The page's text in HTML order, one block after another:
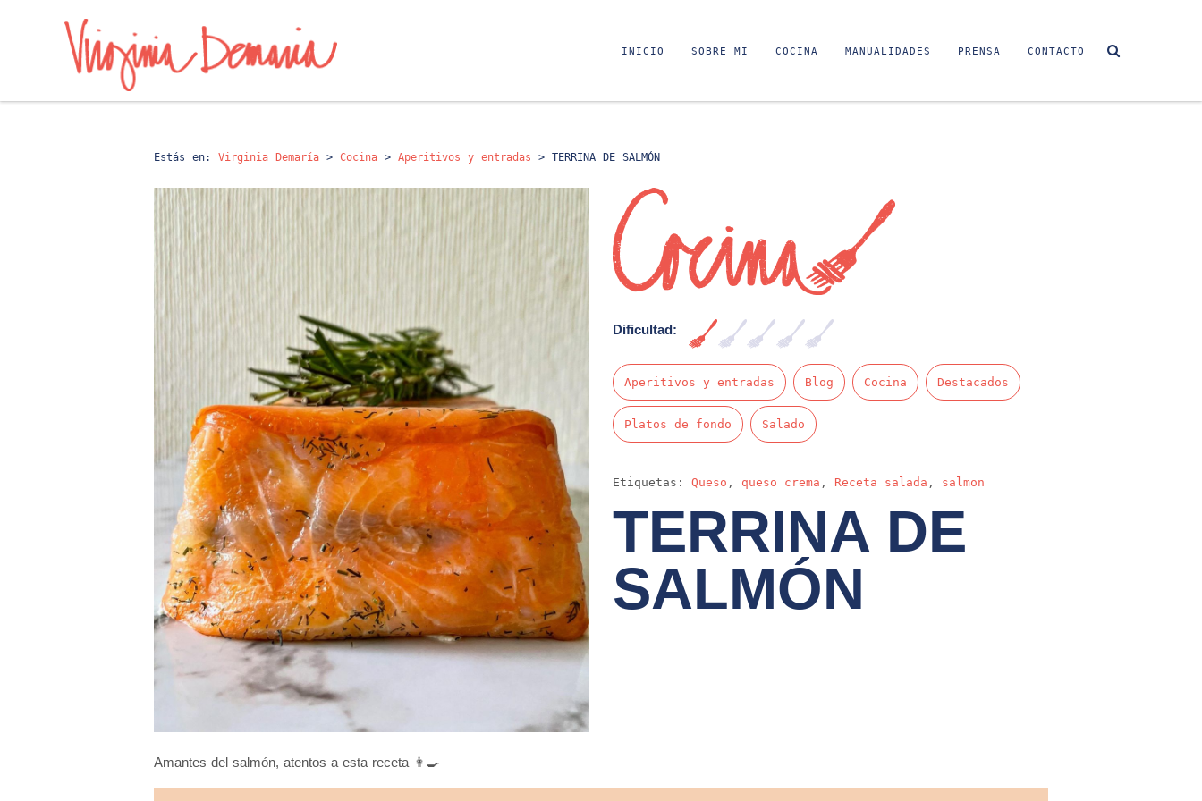
INICIO SOBRE MI COCINA MANUALIDADES PRENSA CONTACTO
Estás en: Virginia Demaría > Cocina > Aperitivos y entradas > TERRINA DE SALMÓN
Dificultad:
Aperitivos y entradas Blog Cocina Destacados
Platos de fondo Salado
Etiquetas: Queso , queso crema , Receta salada , salmon
TERRINA DE
SALMÓN
Amantes del salmón, atentos a esta receta 👩‍🍳